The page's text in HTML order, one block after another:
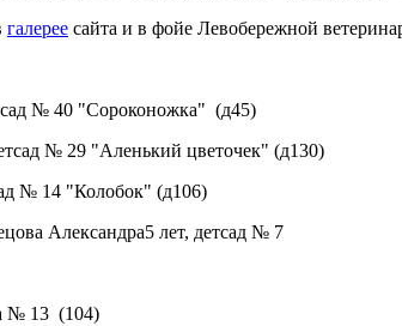
галерее сайта и в фойе Левобережной
№ 40 "Сороконожка" (д45)
№ 29 "Аленький цветочек" (д130)
№ 14 "Колобок" (д106)
Александра5 лет, детсад № 7
№ 13 (104)